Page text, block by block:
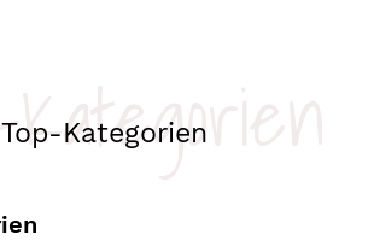
Top-Kategorien
Kategorien